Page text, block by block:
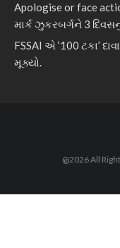
Apologise or face
માર્ક ઝુકરબર્ગને 3
FSSAI એ ‘100 ટકા’
મૂક્યો.
@2026 All